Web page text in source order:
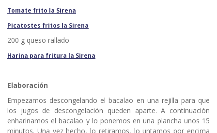
Tomate frito la Sirena
Picatostes fritos la Sirena
200 g queso rallado
Harina para fritura la Sirena
Elaboración
Empezamos descongelando el bacalao en una rejilla para que
los jugos de descongelación queden aparte. A continuación
enharinamos el bacalao y lo ponemos en una plancha unos 15
minutos. Una vez hecho, lo retiramos, lo untamos por encima